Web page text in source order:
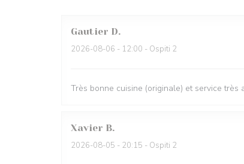
Gautier D
2026-08-06 - 12:00 - Ospiti 2
Très bonne cuisine (originale) et service très
Xavier B
2026-08-05 - 20:15 - Ospiti 2